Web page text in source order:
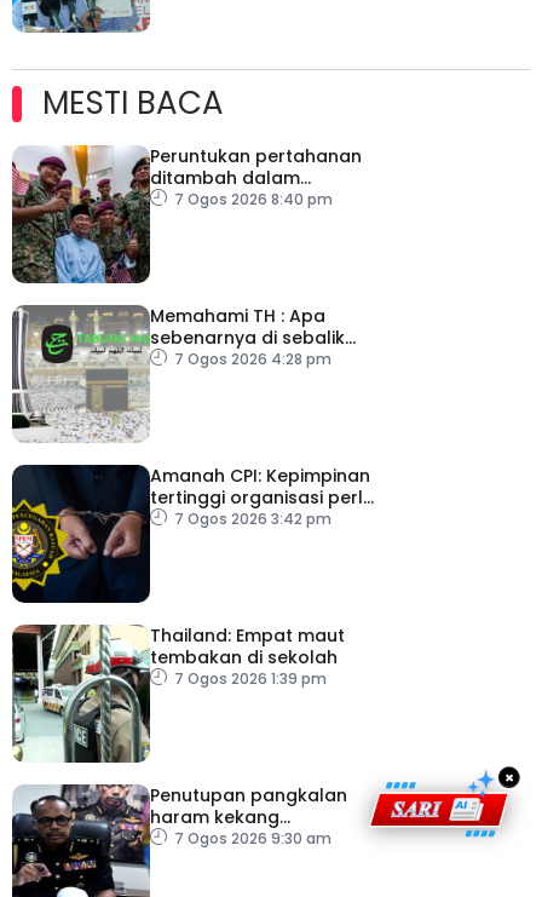
MESTI BACA
Peruntukan pertahanan
ditambah dalam
Belanjawan 2027
7 Ogos 2026 8:40 pm
Memahami TH : Apa
sebenarnya di sebalik
angka
7 Ogos 2026 4:28 pm
Amanah CPI: Kepimpinan
tertinggi organisasi perlu
pacu reformasi radikal
7 Ogos 2026 3:42 pm
Thailand: Empat maut
tembakan di sekolah
7 Ogos 2026 1:39 pm
Penutupan pangkalan
haram kekang
penyeludupan di
7 Ogos 2026 9:30 am
×